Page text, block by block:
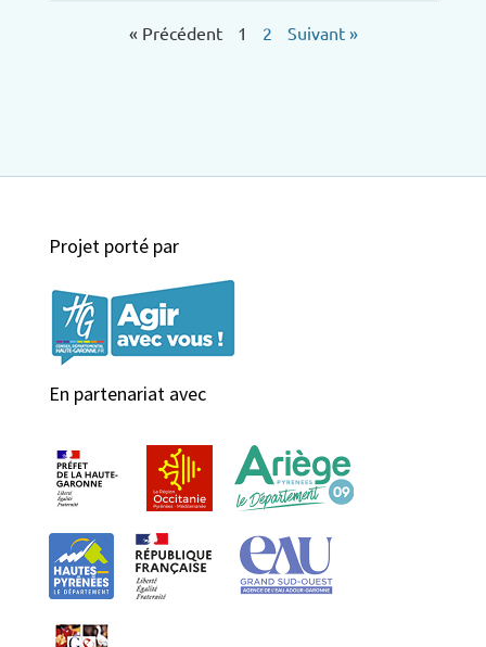
« Précédent 1 2 Suivant »
Projet porté par
En partenariat avec